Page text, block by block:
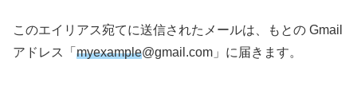
このエイリアス宛てに送信されたメールは、もとの Gmail
アドレス「 myexample@gmail.com」に届きます。